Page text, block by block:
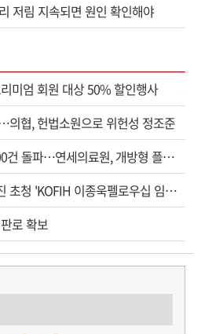
저림 지속되면 원인 확인해야
미엄 회원 대상 50% 할인행사
협, 헌법소원으로 위헌성 정조준
…연세의료원, 개방형 플랫폼 성과 공개
'KOFIH 이종욱펠로우십 임상연수' 시작
로 확보